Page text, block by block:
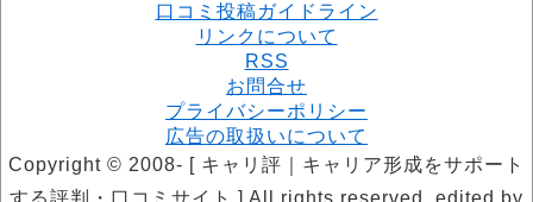
口コミ投稿ガイドライン
リンクについて
RSS
お問合せ
プライバシーポリシー
広告の取扱いについて
Copyright © 2008- [ キャリ評｜キャリア形成をサポート